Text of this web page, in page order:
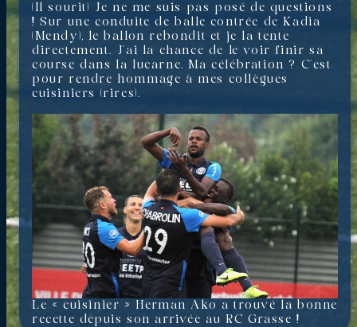
(Il sourit) Je ne me suis pas posé de questions
! Sur une conduite de balle contrée de Kadia
(Mendy), le ballon rebondit et je la tente
directement. J’ai la chance de le voir finir sa
course dans la lucarne. Ma célébration ? C’est
pour rendre hommage à mes collègues
cuisiniers (rires).
Le « cuisinier » Herman Ako a trouvé la bonne
recette depuis son arrivée au RC Grasse !